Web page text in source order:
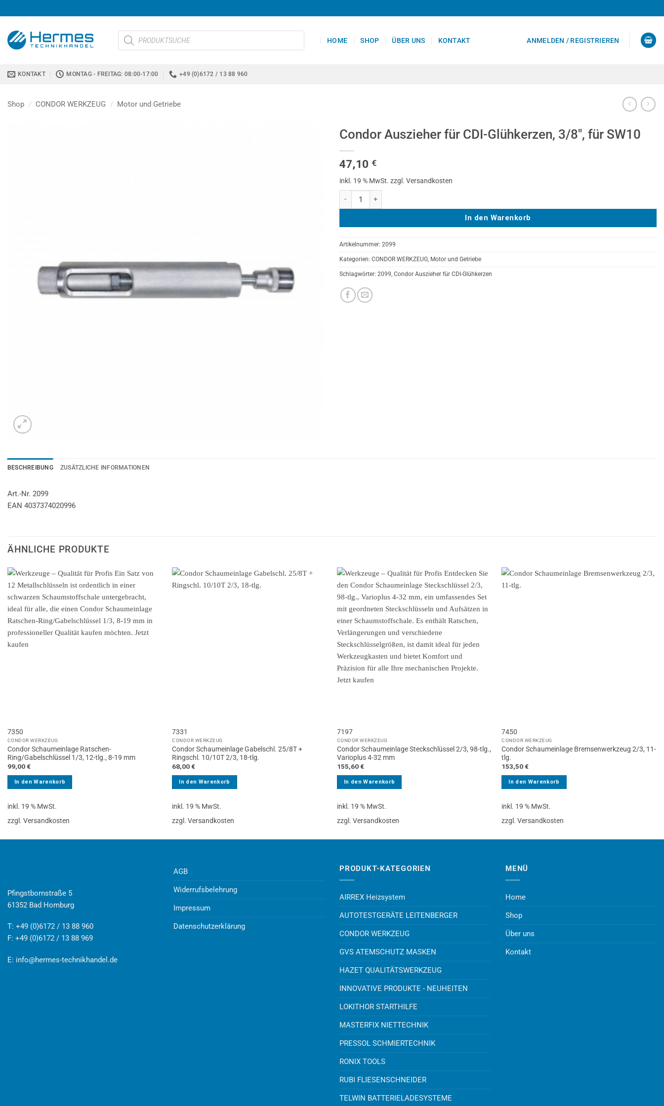
Inhalt
springen
Products
search
HOME SHOP ÜBER UNS KONTAKT ANMELDEN / REGISTRIEREN
KONTAKT MONTAG - FREITAG: 08:00-17:00 +49 (0)6172 / 13 88 960
Shop / CONDOR WERKZEUG / Motor und Getriebe
Condor Auszieher für CDI-Glühkerzen, 3/8″, für SW10
47,10 €
inkl. 19 % MwSt. zzgl. Versandkosten
In den Warenkorb
Artikelnummer: 2099
Kategorien: CONDOR WERKZEUG Motor und Getriebe
Schlagwörter: 2099 Condor Auszieher für CDI-Glühkerzen
BESCHREIBUNG ZUSÄTZLICHE INFORMATIONEN
Art.-Nr. 2099
EAN 4037374020996
ÄHNLICHE PRODUKTE
7350
CONDOR WERKZEUG
Condor Schaumeinlage Ratschen-
Ring/Gabelschlüssel 1/3, 12-tlg., 8-19 mm
99,00€
In den Warenkorb
inkl. 19 % MwSt.
zzgl. Versandkosten
7331
CONDOR WERKZEUG
Condor Schaumeinlage Gabelschl. 25/8T +
Ringschl. 10/10T 2/3, 18-tlg.
68,00€
In den Warenkorb
inkl. 19 % MwSt.
zzgl. Versandkosten
7197
CONDOR WERKZEUG
Condor Schaumeinlage Steckschlüssel 2/3, 98-tlg.,
Varioplus 4-32 mm
155,60€
In den Warenkorb
inkl. 19 % MwSt.
zzgl. Versandkosten
7450
CONDOR WERKZEUG
Condor Schaumeinlage Bremsenwerkzeug 2/3, 11-
tlg.
153,50€
In den Warenkorb
inkl. 19 % MwSt.
zzgl. Versandkosten
Pfingstbornstraße 5
61352 Bad Homburg
T: +49 (0)6172 / 13 88 960
F: +49 (0)6172 / 13 88 969
E: info@hermes-technikhandel.de
AGB
Widerrufsbelehrung
Impressum
Datenschutzerklärung
PRODUKT-KATEGORIEN
AIRREX Heizsystem
AUTOTESTGERÄTE LEITENBERGER
CONDOR WERKZEUG
GVS ATEMSCHUTZ MASKEN
HAZET QUALITÄTSWERKZEUG
INNOVATIVE PRODUKTE - NEUHEITEN
LOKITHOR STARTHILFE
MASTERFIX NIETTECHNIK
PRESSOL SCHMIERTECHNIK
RONIX TOOLS
RUBI FLIESENSCHNEIDER
TELWIN BATTERIELADESYSTEME
MENÜ
Home
Shop
Über uns
Kontakt